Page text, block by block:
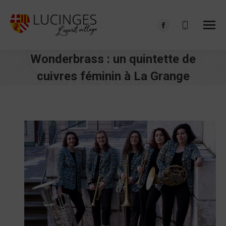
Facebook
opens
new
Wonderbrass : un quintette de
cuivres féminin à La Grange